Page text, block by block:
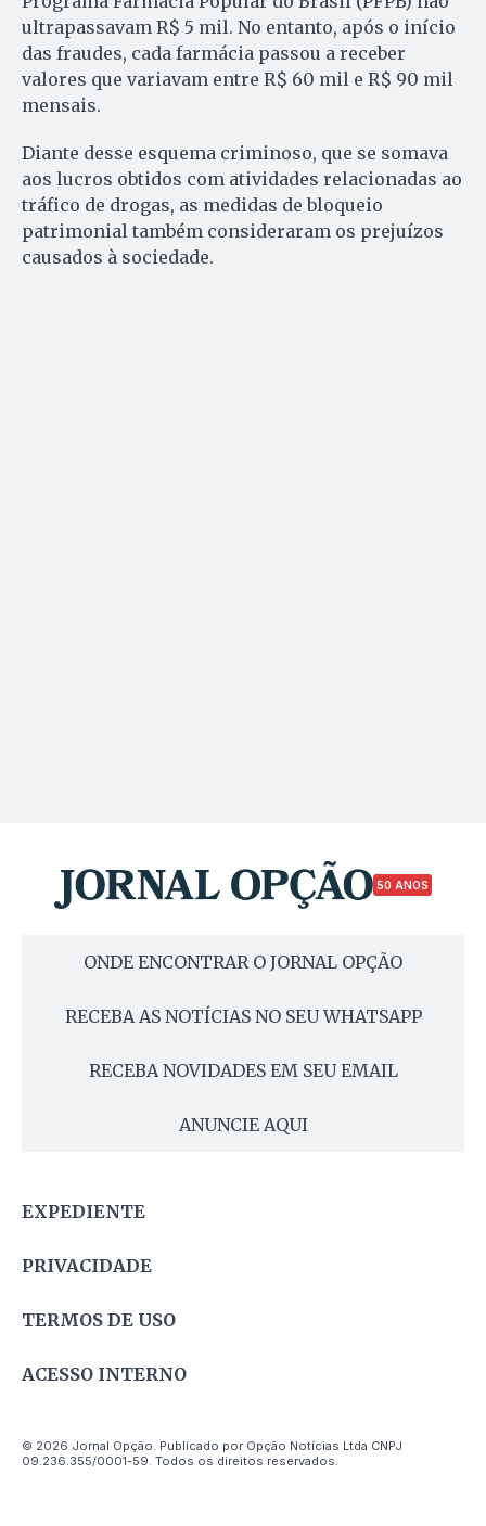
ultrapassavam R$ 5 mil. No entanto, após o início
das fraudes, cada farmácia passou a receber
valores que variavam entre R$ 60 mil e R$ 90 mil
mensais.
Diante desse esquema criminoso, que se somava
aos lucros obtidos com atividades relacionadas ao
tráfico de drogas, as medidas de bloqueio
patrimonial também consideraram os prejuízos
causados à sociedade.
50 ANOS
ONDE ENCONTRAR O JORNAL OPÇÃO
RECEBA AS NOTÍCIAS NO SEU WHATSAPP
RECEBA NOVIDADES EM SEU EMAIL
ANUNCIE AQUI
EXPEDIENTE
PRIVACIDADE
TERMOS DE USO
ACESSO INTERNO
© 2026 Jornal Opção. Publicado por Opção Notícias Ltda CNPJ
09.236.355/0001-59. Todos os direitos reservados.